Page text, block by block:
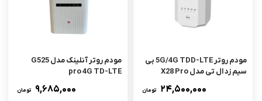
مودم روتر 5G/4G TDD-LTE بی
سیم زد ال تی مدل X28 Pro
24,500,000 تومان
مودم روتر آنلینک مدل G525
pro 4G TD-LTE
9,685,000 تومان